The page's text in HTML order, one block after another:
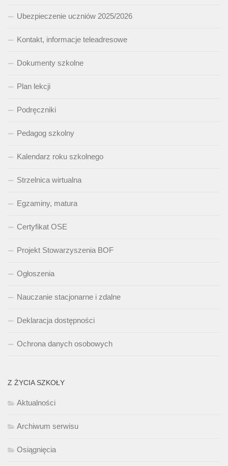
Ubezpieczenie uczniów 2025/2026
Kontakt, informacje teleadresowe
Dokumenty szkolne
Plan lekcji
Podręczniki
Pedagog szkolny
Kalendarz roku szkolnego
Strzelnica wirtualna
Egzaminy, matura
Certyfikat OSE
Projekt Stowarzyszenia BOF
Ogłoszenia
Nauczanie stacjonarne i zdalne
Deklaracja dostępności
Ochrona danych osobowych
Z ŻYCIA SZKOŁY
Aktualności
Archiwum serwisu
Osiągnięcia